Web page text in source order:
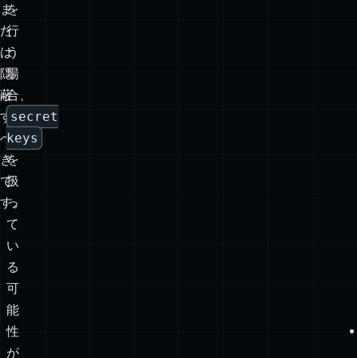
プ
ロ
キ
シ
化
ま
た
は
隠
蔽
す
べ
き
で
す。
DB
行
の
挿
入）
を
行
う
場
合、
secret
keys
を
扱
っ
て
い